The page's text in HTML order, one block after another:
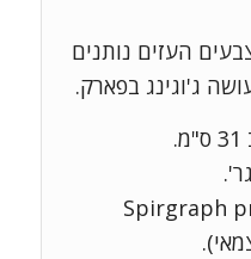
העזים נותנים
ג'וגינג בפארק.